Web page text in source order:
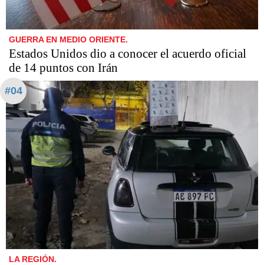
GUERRA EN MEDIO ORIENTE.
Estados Unidos dio a conocer el acuerdo oficial
de 14 puntos con Irán
#04
LA REGIÓN.